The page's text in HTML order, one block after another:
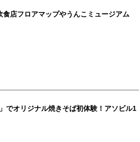
店フロアマップやうんこミュージアム
でオリジナル焼きそば初体験！アソビル1